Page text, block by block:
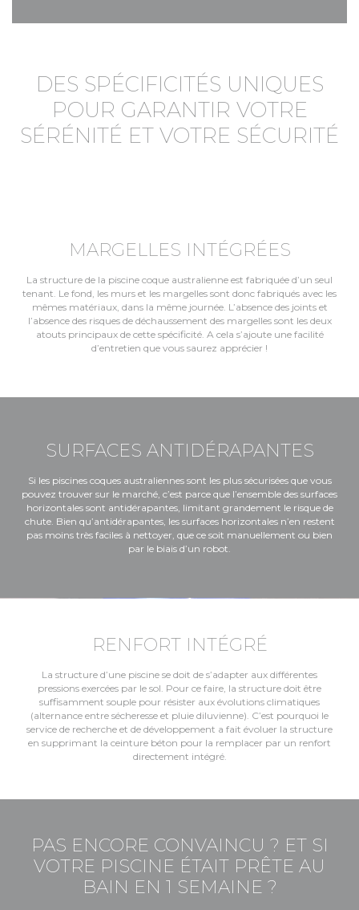
DES SPÉCIFICITÉS UNIQUES
POUR GARANTIR VOTRE
SÉRÉNITÉ ET VOTRE SÉCURITÉ
MARGELLES INTÉGRÉES
La structure de la piscine coque australienne est fabriquée d’un seul
tenant. Le fond, les murs et les margelles sont donc fabriqués avec les
mêmes matériaux, dans la même journée. L’absence des joints et
l’absence des risques de déchaussement des margelles sont les deux
atouts principaux de cette spécificité. A cela s’ajoute une facilité
d’entretien que vous saurez apprécier !
SURFACES ANTIDÉRAPANTES
Si les piscines coques australiennes sont les plus sécurisées que vous
pouvez trouver sur le marché, c’est parce que l’ensemble des surfaces
horizontales sont antidérapantes, limitant grandement le risque de
chute. Bien qu’antidérapantes, les surfaces horizontales n’en restent
pas moins très faciles à nettoyer, que ce soit manuellement ou bien
par le biais d’un robot.
RENFORT INTÉGRÉ
La structure d’une piscine se doit de s’adapter aux différentes
pressions exercées par le sol. Pour ce faire, la structure doit être
suffisamment souple pour résister aux évolutions climatiques
(alternance entre sécheresse et pluie diluvienne). C’est pourquoi le
service de recherche et de développement a fait évoluer la structure
en supprimant la ceinture béton pour la remplacer par un renfort
directement intégré.
PAS ENCORE CONVAINCU ? ET SI
VOTRE PISCINE ÉTAIT PRÊTE AU
BAIN EN 1 SEMAINE ?